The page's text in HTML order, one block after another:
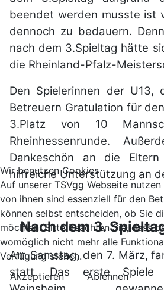
beendet werden musste ist
dennoch zu bedauern.
nach dem 3.Spieltag hätte
die Rheinland-Pfalz-
Den Spielerinnen der U13,
Betreuern Gratulation für
3.Platz von 10
Rheinhessenrunde.
Dankeschön an die
hilfreiche Unterstützung an
Nach dem 3.
Am Samstag, den 7. März,
statt. Das erste Spiele
Wir benutzen Cookies
Auf unserer TSVgg Webseite
von ihnen sind essenziell für den
können selbst entscheiden, ob Sie
möchten. Bitte beachten Sie, dass
womöglich nicht mehr alle
Verfügung stehen.
Akzeptieren
Ablehnen